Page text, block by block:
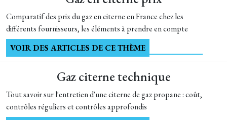
Comparatif des prix du gaz en citerne en France chez les
différents fournisseurs, les éléments à prendre en compte
VOIR DES ARTICLES DE CE THÈME
Gaz citerne technique
Tout savoir sur l'entretien d'une citerne de gaz propane : coût,
contrôles réguliers et contrôles approfondis